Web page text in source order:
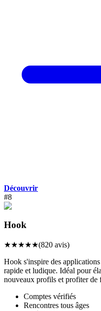
Découvrir
#8
Hook
★★★★★(820 avis)
Hook s'inspire des
rapide et ludique. Idéal pour
nouveaux profils et profiter de
Comptes vérifiés
Rencontres tous âges